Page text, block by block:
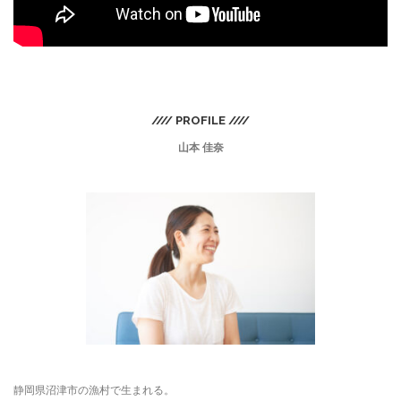
//// PROFILE ////
山本 佳奈
静岡県沼津市の漁村で生まれる。